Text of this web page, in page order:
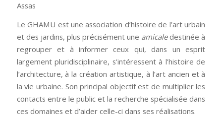
Assas
Le GHAMU est une association d’histoire de l’art urbain
et des jardins, plus précisément une amicaledestinée à
regrouper et à informer ceux qui, dans un esprit
largement pluridisciplinaire, s’intéressent à l’histoire de
l’architecture, à la création artistique, à l’art ancien et à
la vie urbaine. Son principal objectif est de multiplier les
contacts entre le public et la recherche spécialisée dans
ces domaines et d’aider celle-ci dans ses réalisations.